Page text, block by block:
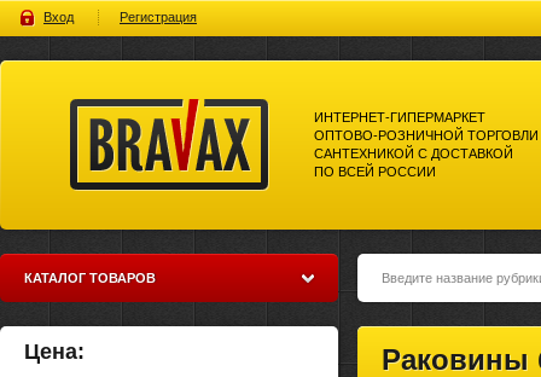
Вход Регистрация
всей россии
ИНТЕРНЕТ-ГИПЕРМАРКЕТ
ОПТОВО-РОЗНИЧНОЙ ТОРГОВЛИ
САНТЕХНИКОЙ С ДОСТАВКОЙ
ПО ВСЕЙ РОССИИ
КАТАЛОГ ТОВАРОВ
Цена: Раковины